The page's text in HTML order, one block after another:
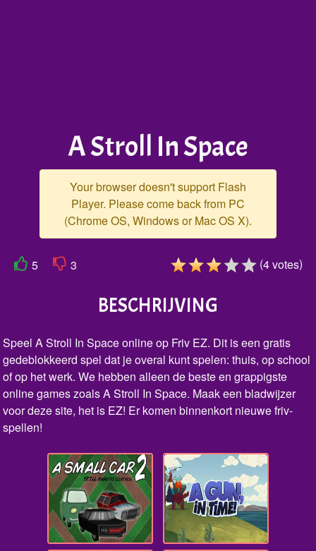
A Stroll In Space
Your browser doesn't support Flash
Player. Please come back from PC
(Chrome OS, Windows or Mac OS X).
5 3 (4votes)
BESCHRIJVING
Speel A Stroll In Space online op Friv EZ. Dit is een gratis
gedeblokkeerd spel dat je overal kunt spelen: thuis, op school
of op het werk. We hebben alleen de beste en grappigste
online games zoals A Stroll In Space. Maak een bladwijzer
voor deze site, het is EZ! Er komen binnenkort nieuwe friv-
spellen!